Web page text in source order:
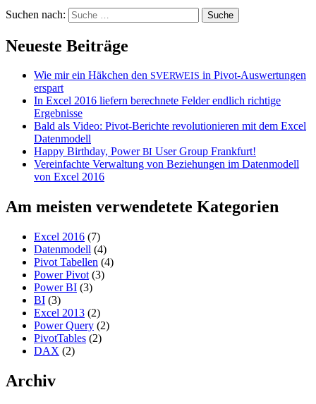
Suchen nach:
Neueste Beiträge
Wie mir ein Häkchen den SVERWEIS in Pivot-Auswertungen
erspart
In Excel 2016 liefern berechnete Felder endlich richtige
Ergebnisse
Bald als Video: Pivot-Berichte revolutionieren mit dem Excel
Datenmodell
Happy Birthday, PowerBI User Group Frankfurt!
Vereinfachte Verwaltung von Beziehungen im Datenmodell
von Excel 2016
Am meisten verwendetete Kategorien
Excel 2016 (7)
Datenmodell (4)
Pivot Tabellen (4)
Power Pivot (3)
Power BI (3)
BI (3)
Excel 2013 (2)
Power Query (2)
PivotTables (2)
DAX (2)
Archiv